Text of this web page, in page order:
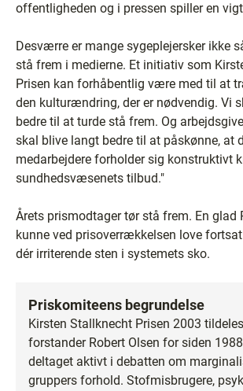
offentligheden og i pressen spiller en
Desværre er mange sygeplejersker ikke
stå frem i medierne. Et initiativ som
Prisen kan forhåbentlig være med til at
den kulturændring, der er nødvendig. Vi
bedre til at turde stå frem. Og
skal blive langt bedre til at påskønne, at
medarbejdere forholder sig konstruktivt
sundhedsvæsenets tilbud."
Årets prismodtager tør stå frem. En glad
kunne ved prisoverrækkelsen love
dér irriterende sten i systemets sko.
Priskomiteens begrundelse
Kirsten Stallknecht Prisen 2003
forstander Robert Olsen for siden
deltaget aktivt i debatten om
gruppers forhold. Stofmisbrugere,